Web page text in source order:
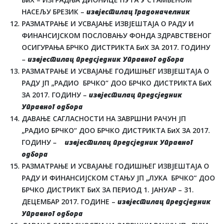
НАСЕЉУ БРЕЗИК – извјестилац градоначелник
РАЗМАТРАЊЕ И УСВАЈАЊЕ ИЗВЈЕШТАЈА О РАДУ И
ФИНАНСИЈСКОМ ПОСЛОВАЊУ ФОНДА ЗДРАВСТВЕНОГ
ОСИГУРАЊА БРЧКО ДИСТРИКТА БиХ ЗА 2017. ГОДИНУ
– извјестилац предсједник Управног одбора
РАЗМАТРАЊЕ И УСВАЈАЊЕ ГОДИШЊЕГ ИЗВЈЕШТАЈА О
РАДУ ЈП „РАДИО БРЧКО“ ДОО БРЧКО ДИСТРИКТА БиХ
ЗА 2017. ГОДИНУ – извјестилац предсједник
Управног одбора
ДАВАЊЕ САГЛАСНОСТИ НА ЗАВРШНИ РАЧУН ЈП
„РАДИО БРЧКО“ ДОО БРЧКО ДИСТРИКТА БиХ ЗА 2017.
ГОДИНУ – извјестилац предсједник Управног
одбора
РАЗМАТРАЊЕ И УСВАЈАЊЕ ГОДИШЊЕГ ИЗВЈЕШТАЈА О
РАДУ И ФИНАНСИЈСКОМ СТАЊУ ЈП „ЛУКА БРЧКО“ ДОО
БРЧКО ДИСТРИКТ БиХ ЗА ПЕРИОД 1. ЈАНУАР – 31.
ДЕЦЕМБАР 2017. ГОДИНЕ – извјестилац предсједник
Управног одбора